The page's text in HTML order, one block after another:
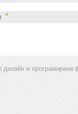
*
дизайн и програмиране